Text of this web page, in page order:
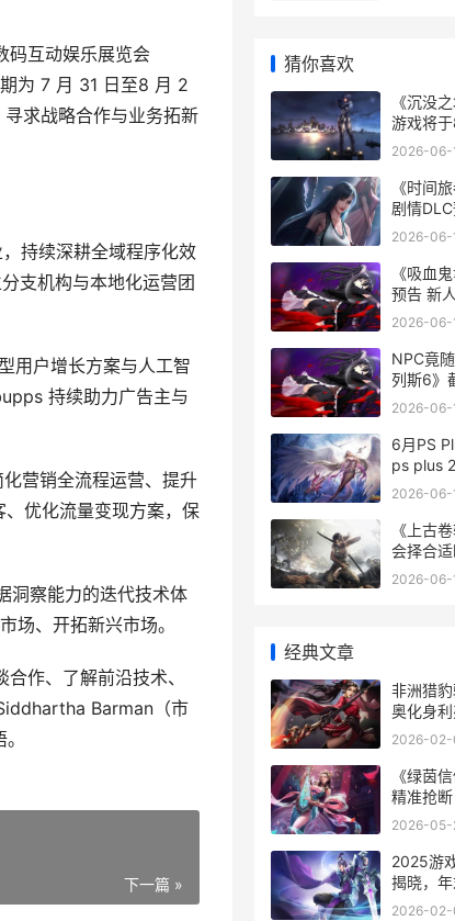
互动娱乐展览会
为 7 月 31 日至8 月 2
求战略合作与业务拓新
持续深耕全域程序化效
支机构与本地化运营团
户增长方案与人工智
持续助力广告主与
营销全流程运营、提升
优化流量变现方案，保
察能力的迭代技术体
场、开拓新兴市场。
作、了解前沿技术、
Barman（市
下一篇 »
猜你喜欢
《沉没
游戏将
没之城第
2026-06-
《时间
剧情
行 《时
2026-06-
《吸血
预告 新
鬼幸存者
2026-06-
NPC竟
列斯6》
个小细节
2026-06-
6月PS
ps plus
2026-06-
《上古
会择合
上古卷轴
2026-06-
经典文章
非洲猎
奥化身
2026-
《绿茵
精准抢
是多少
2026-05-
2025游
揭晓，
收官 游
2026-